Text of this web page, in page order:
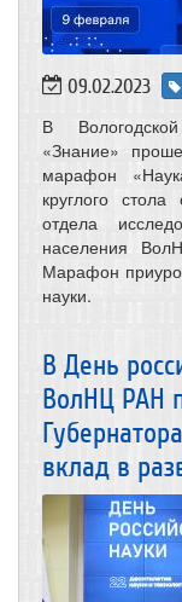
09.02.2023
В
«Знание»
марафон
круглого
отдела
населения
Марафон
науки.
В День
ВолНЦ РАН
вклад в